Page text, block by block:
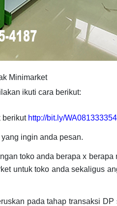
Minimarket
ikuti cara berikut:
berikut http://bit.ly/
ingin anda pesan.
toko anda berapa x berapa
untuk toko anda sekaligus
pada tahap transaksi DP